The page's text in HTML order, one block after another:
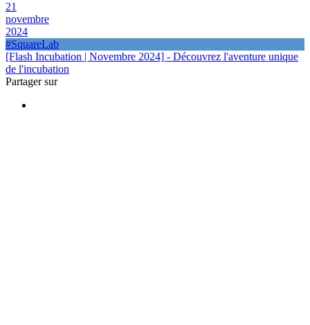
21
novembre
2024
#SquareLab
[Flash Incubation | Novembre 2024] - Découvrez l'aventure unique
de l'incubation
Partager sur